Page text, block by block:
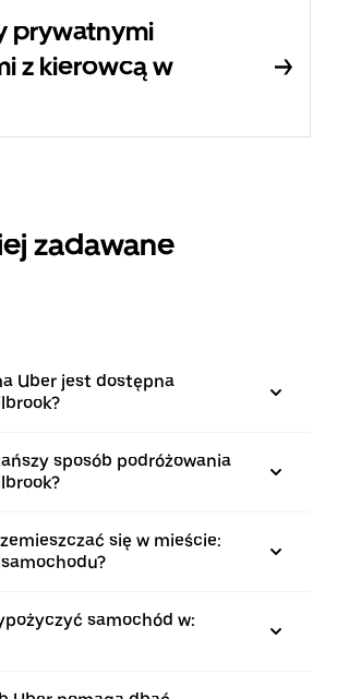
prywatnymi
z kierowcą w
zadawane
Uber jest dostępna
sposób podróżowania
się w mieście:
samochód w: